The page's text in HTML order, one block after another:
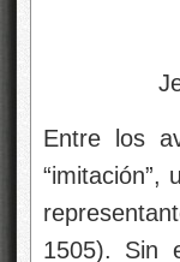
Jean
Entre los
“imitación”,
1505). Sin